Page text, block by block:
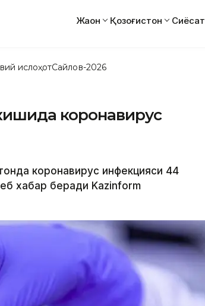
Жаҳон Қозоғистон Сиёсат
ислоҳотСайлов-2026
коронавирус
коронавирус инфекцияси 44
хабар беради Kazinform